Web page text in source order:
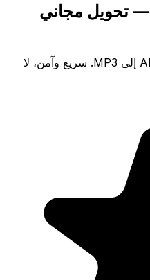
محول AIFF إلى MP3 — تحويل مجاني
محول مجاني عبر الإنترنت من AIFF إلى MP3. سريع وآمن، لا